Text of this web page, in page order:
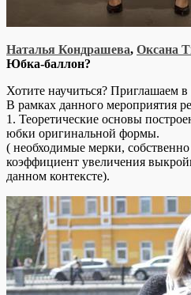
Наталья Кондрашева, Оксана
Юбка-баллон?
Хотите научиться?
В рамках данного мероприятия
1. Теоретические основы
юбки оригинальной формы.
( необходимые мерки,
коэффициент увеличения
данном контексте).